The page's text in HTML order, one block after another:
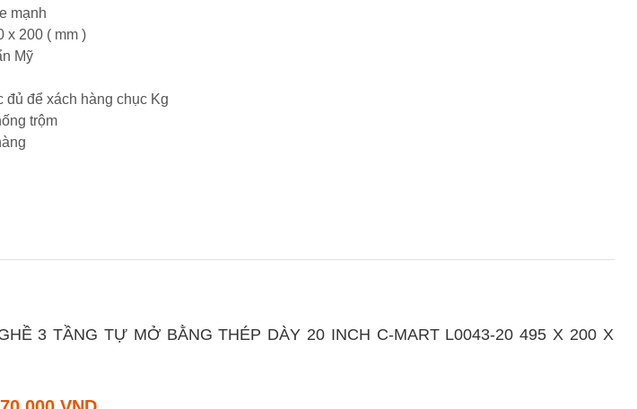
mạnh
x 200 ( mm )
Mỹ
đủ để xách hàng chục Kg
trộm
3 TẦNG TỰ MỞ BẰNG THÉP DÀY 20 INCH C-MART L0043-20 495 X 200 X